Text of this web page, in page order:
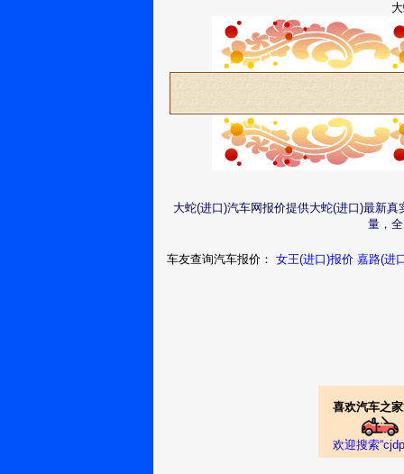
大蛇(进口)汽车网报价提供大蛇(进口)最新
量，
车友查询汽车报价： 女王(进口)报价 嘉路(进
喜欢汽车之
欢迎搜索